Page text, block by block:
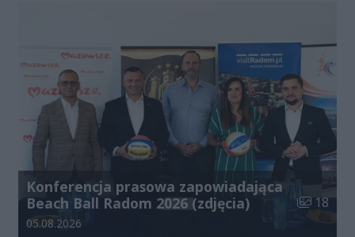
Konferencja prasowa zapowiadająca
Beach Ball Radom 2026 (zdjęcia)
Liczba
18
Data dodania galerii:
05.08.2026